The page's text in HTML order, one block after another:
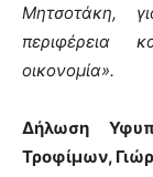
Μητσοτάκη,
περιφέρεια
οικονομία».
Δήλωση
Τροφίμων,